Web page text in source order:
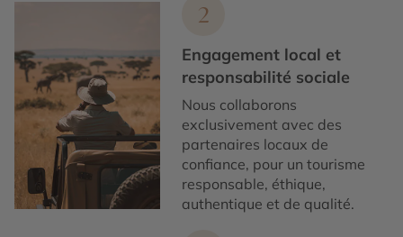
2
Engagement local et
responsabilité sociale
Nous collaborons
exclusivement avec des
partenaires locaux de
confiance, pour un tourisme
responsable, éthique,
authentique et de qualité.